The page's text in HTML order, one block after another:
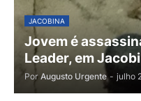
JACOBINA
Jovem é
Leader, em
Por Augusto Urgente - julho